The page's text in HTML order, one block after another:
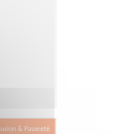
& Pauvreté